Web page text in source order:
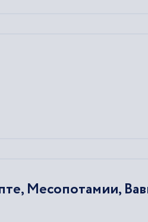
Месопотамии,